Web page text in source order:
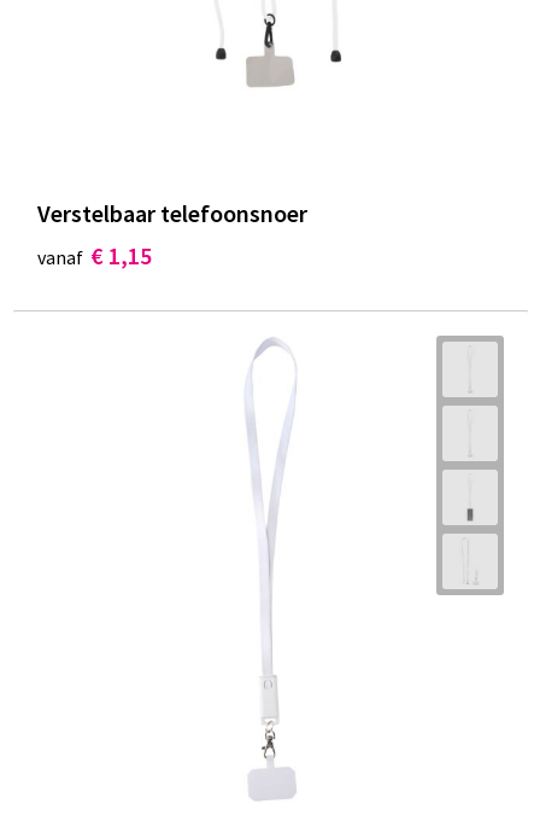
Verstelbaar telefoonsnoer
vanaf € 1,15